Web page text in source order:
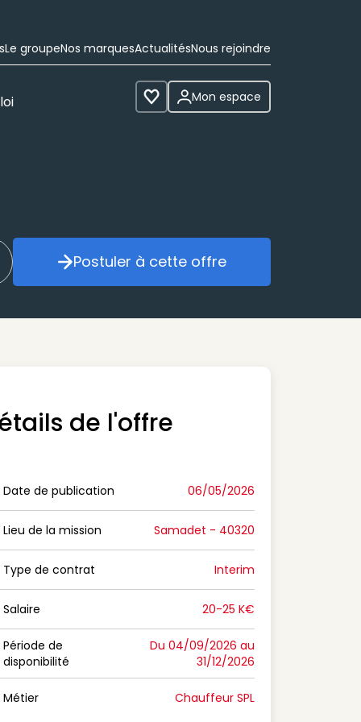
Le groupeNos marquesActualitésNous rejoindre
Voir les favoris
Mon espace
mon alerte Postuler à cette offre
Postuler à cette offre
de l'offre
Date de publication
Date de publication 06/05/2026
Lieu de la mission
Lieu de la mission Samadet - 40320
Type de contrat
Type de contrat Interim
Salaire
Salaire 20-25 K€
Période de disponibilité
Période de
disponibilité
Du 04/09/2026 au
31/12/2026
Métier Chauffeur SPL